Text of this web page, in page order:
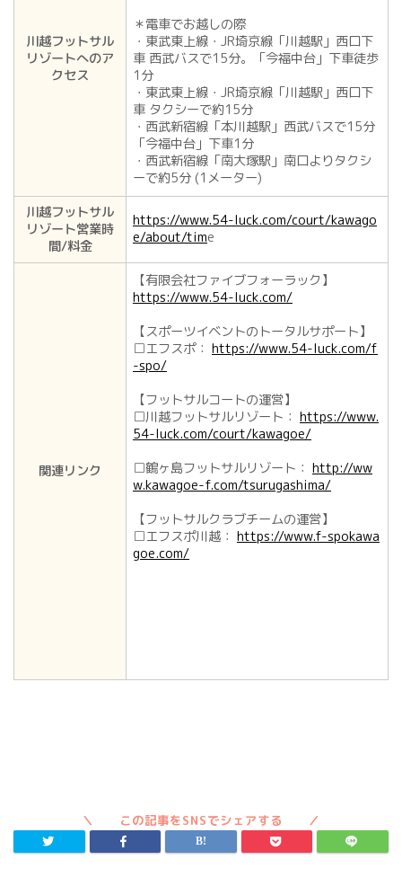
川越フットサル
リゾートへのア
クセス
＊電車でお越しの際
・東武東上線・JR埼京線「川越駅」西口下
車 西武バスで15分。「今福中台」下車徒歩
1分
・東武東上線・JR埼京線「川越駅」西口下
車 タクシーで約15分
・西武新宿線「本川越駅」西武バスで15分
「今福中台」下車1分
・西武新宿線「南大塚駅」南口よりタクシ
ーで約5分 (1メーター)
川越フットサル
リゾート営業時
間/料金
https://www.54-luck.com/court/kawago
e/about/time
関連リンク
【有限会社ファイブフォーラック】
https://www.54-luck.com/
【スポーツイベントのトータルサポート】
□エフスポ： https://www.54-luck.com/f
-spo/
【フットサルコートの運営】
□川越フットサルリゾート： https://www.
54-luck.com/court/kawagoe/
□鶴ヶ島フットサルリゾート： http://ww
w.kawagoe-f.com/tsurugashima/
【フットサルクラブチームの運営】
□エフスポ川越： https://www.f-spokawa
goe.com/